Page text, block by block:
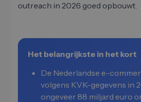
outreach in 2026 goed opbouwt.
Het belangrijkste in het kort
De Nederlandse e-
volgens KVK-gegevens in
ongeveer 88 miljard euro